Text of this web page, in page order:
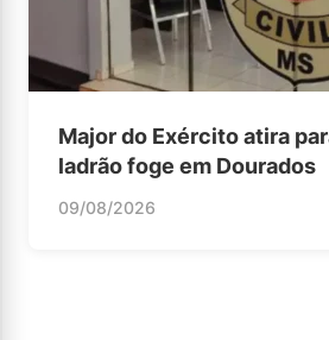
Major do Exército atira
ladrão foge em Dourados
09/08/2026